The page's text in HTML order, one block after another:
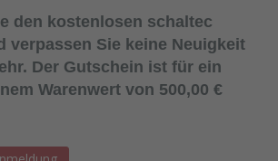
den kostenlosen schaltec
verpassen Sie keine Neuigkeit
Der Gutschein ist für ein
Warenwert von 500,00 €